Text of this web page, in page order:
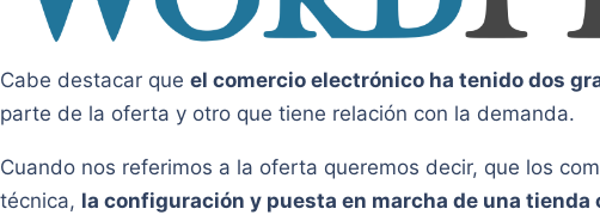
Cabe destacar que el comercio electrónico ha tenido dos
parte de la oferta y otro que tiene relación con la demanda.
Cuando nos referimos a la oferta queremos decir, que los
técnica, la configuración y puesta en marcha de una tienda